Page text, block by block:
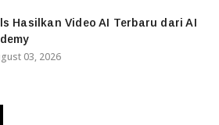
Hasilkan Video AI Terbaru dari AI
03, 2026